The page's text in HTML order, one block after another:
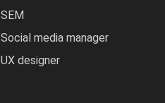
SEM
Social media manager
UX designer